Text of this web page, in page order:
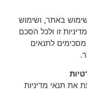
באתר, ושימוש
זו ולכל הסכם
לתנאים
את תנאי מדיניות